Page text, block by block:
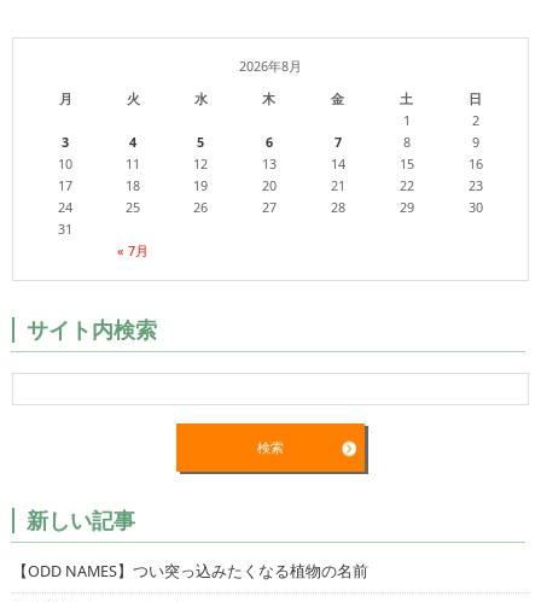
2026年8月
月
火 水 木 金 土 日
« 7月
1
2
3
4 5 6 7 8
9
10
11 12 13 14 15
16
17
18 19 20 21 22
23
24
25 26 27 28 29
30
31
サイト内検索
新しい記事
【ODD NAMES】つい突っ込みたくなる植物の名前